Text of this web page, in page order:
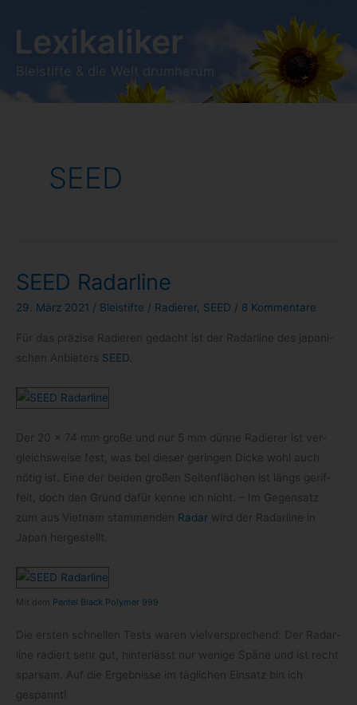
Inhalt
springen
Lexikaliker
Bleistifte & die Welt drumherum
SEED
SEED Radarline
29. März 2021 / Bleistifte / Radierer SEED / 8 Kommentare
Für das prä­zise Radie­ren gedacht ist der Radar­line des japa­ni­
schen Anbie­ters SEED
Der 20 × 74 mm große und nur 5 mm dünne Radie­rer ist ver­
gleichs­weise fest, was bei die­ser gerin­gen Dicke wohl auch
nötig ist. Eine der bei­den gro­ßen Sei­ten­flä­chen ist längs gerif­
felt, doch den Grund dafür kenne ich nicht. – Im Gegen­satz
zum aus Viet­nam stam­men­den Radar wird der Radar­line in
Japan hergestellt.
Mit dem Pen­tel Black Poly­mer 999
Die ers­ten schnel­len Tests waren viel­ver­spre­chend: Der Radar­
line radiert sehr gut, hin­ter­lässt nur wenige Späne und ist recht
spar­sam. Auf die Ergeb­nisse im täg­li­chen Ein­satz bin ich
gespannt!